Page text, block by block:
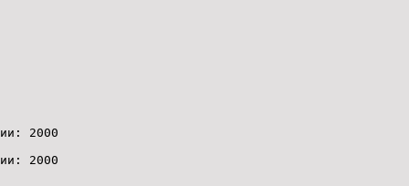
2000
2000